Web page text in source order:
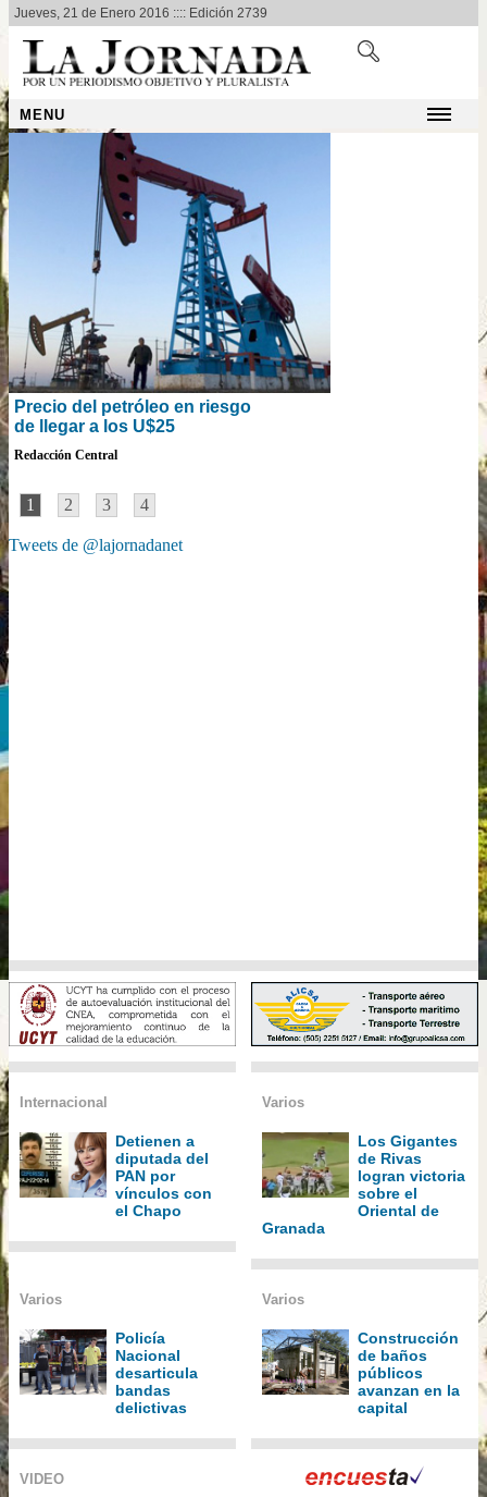
Jueves, 21 de Enero 2016 :::: Edición 2739
MENU
Precio del petróleo en riesgo
de llegar a los U$25
Redacción Central
1 2 3 4
Tweets de @lajornadanet
Internacional
Detienen a
diputada del
PAN por
vínculos con
el Chapo
Varios
Los Gigantes
de Rivas
logran victoria
sobre el
Oriental de
Granada
Varios
Policía
Nacional
desarticula
bandas
delictivas
Varios
Construcción
de baños
públicos
avanzan en la
capital
VIDEO